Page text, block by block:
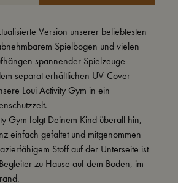
Version unserer beliebtesten
Spielbogen und vielen
spannender Spielzeuge
separat erhältlichen UV-Cover
Loui Activity Gym in ein
Gym folgt Deinem Kind überall hin,
einfach gefaltet und mitgenommen
Stoff auf der Unterseite ist
zu Hause auf dem Boden, im